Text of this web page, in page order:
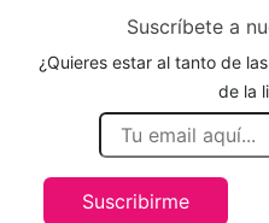
Suscríbete a
¿Quieres estar al tanto de
de la
Suscribirme